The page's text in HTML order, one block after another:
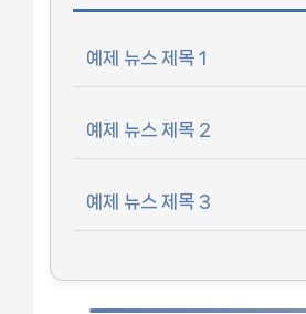
예제 뉴스 제목 1
예제 뉴스 제목 2
예제 뉴스 제목 3